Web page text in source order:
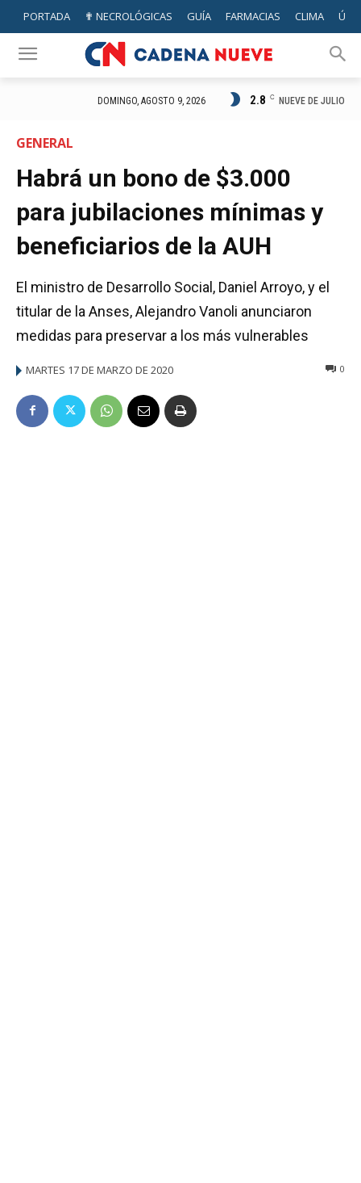
PORTADA ✟ NECROLÓGICAS GUÍA FARMACIAS CLIMA
DOMINGO, AGOSTO 9, 2026 2.8 C NUEVE DE JULIO
GENERAL
Habrá un bono de $3.000
para jubilaciones mínimas y
beneficiarios de la AUH
El ministro de Desarrollo Social, Daniel Arroyo, y el
titular de la Anses, Alejandro Vanoli anunciaron
medidas para preservar a los más vulnerables
MARTES 17 DE MARZO DE 2020 0